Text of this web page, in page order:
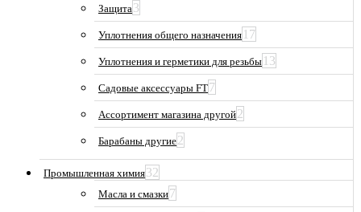
Защита3
Уплотнения общего назначения 17
Уплотнения и герметики для резьбы 13
Садовые аксессуары FT7
Ассортимент магазина другой2
Барабаны другие2
Промышленная химия32
Масла и смазки7